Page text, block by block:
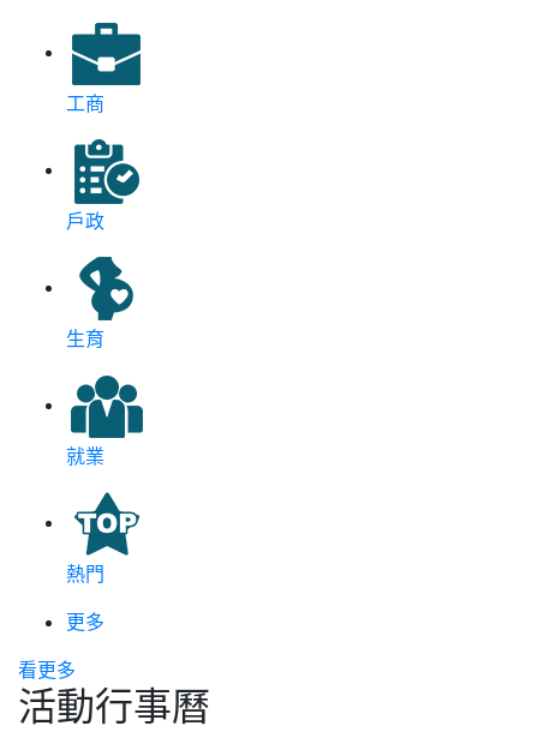
工商
戶政
生育
就業
熱門
更多
看更多
活動行事曆